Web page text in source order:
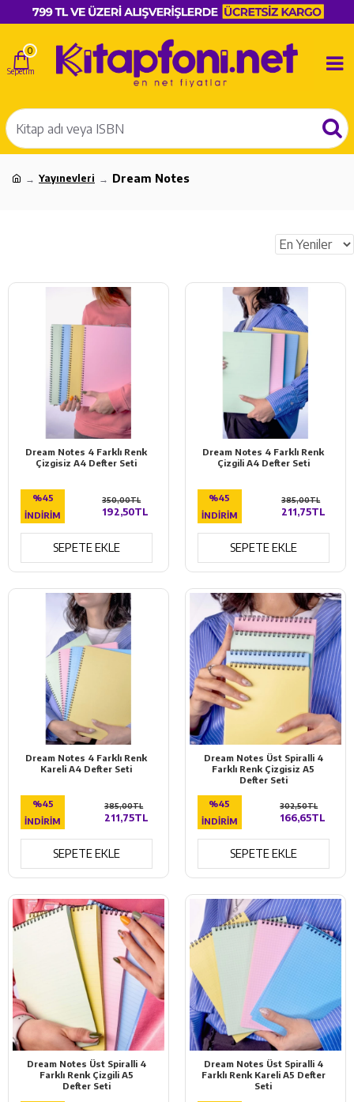
0
Yayınevleri Dream Notes
Dream Notes 4 Farklı Renk
Çizgisiz A4 Defter Seti
%45
İNDIRIM
192,50TL
350,00TL
SEPETE EKLE
Dream Notes 4 Farklı Renk
Çizgili A4 Defter Seti
%45
İNDIRIM
211,75TL
385,00TL
SEPETE EKLE
Dream Notes 4 Farklı Renk
Kareli A4 Defter Seti
%45
İNDIRIM
211,75TL
385,00TL
SEPETE EKLE
Dream Notes Üst Spiralli 4
Farklı Renk Çizgisiz A5
Defter Seti
%45
İNDIRIM
166,65TL
302,50TL
SEPETE EKLE
Dream Notes Üst Spiralli 4
Farklı Renk Çizgili A5
Defter Seti
Dream Notes Üst Spiralli 4
Farklı Renk Kareli A5 Defter
Seti